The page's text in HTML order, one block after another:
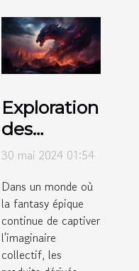
Exploration
des
tendances
des
produits
dérivés
issus de la
30 mai 2024 01:54
Dans un monde où
la fantasy épique
continue de captiver
l'imaginaire
collectif, les